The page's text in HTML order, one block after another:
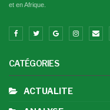
et en Afrique.
CATÉGORIES
ACTUALITE